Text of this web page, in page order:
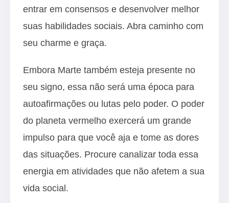
entrar em consensos e desenvolver melhor
suas habilidades sociais. Abra caminho com
seu charme e graça.
Embora Marte também esteja presente no
seu signo, essa não será uma época para
autoafirmações ou lutas pelo poder. O poder
do planeta vermelho exercerá um grande
impulso para que você aja e tome as dores
das situações. Procure canalizar toda essa
energia em atividades que não afetem a sua
vida social.